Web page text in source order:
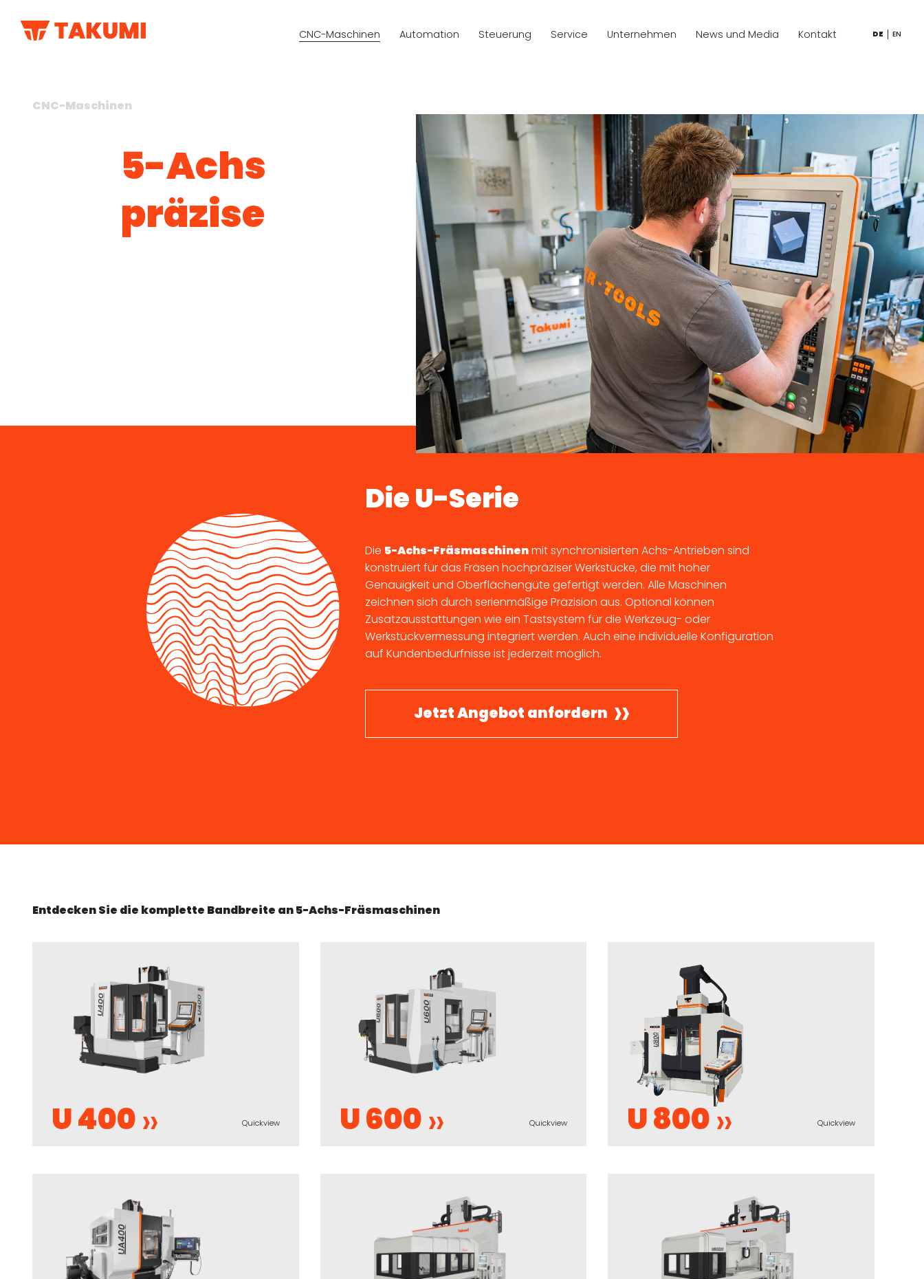
CNC-Maschinen Automation Steuerung Service Unternehmen News und Media Kontakt DE EN
CNC-Maschinen
5-Achs
präzise
Die U-Serie
Die 5-Achs-Fräsmaschinenmit synchronisierten Achs-Antrieben sind
konstruiert für das Fräsen hochpräziser Werkstücke, die mit hoher
Genauigkeit und Oberflächengüte gefertigt werden. Alle Maschinen
zeichnen sich durch serienmäßige Präzision aus. Optional können
Zusatzausstattungen wie ein Tastsystem für die Werkzeug- oder
Werkstückvermessung integriert werden. Auch eine individuelle Konfiguration
auf Kundenbedürfnisse ist jederzeit möglich.
Jetzt Angebot anfordern
Entdecken Sie die komplette Bandbreite an 5-Achs-Fräsmaschinen
U 400 Quickview U 600 Quickview U 800 Quickview